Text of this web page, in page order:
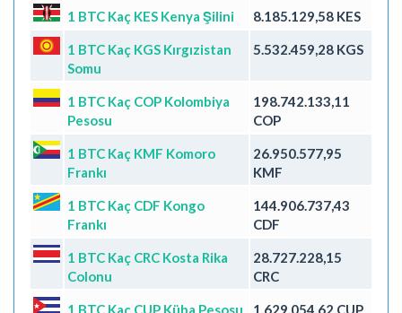
1 BTC Kaç KES Kenya Şilini 8.185.129,58 KES
1 BTC Kaç KGS Kırgızistan
Somu
5.532.459,28 KGS
1 BTC Kaç COP Kolombiya
Pesosu
198.742.133,11
COP
1 BTC Kaç KMF Komoro
Frankı
26.950.577,95
KMF
1 BTC Kaç CDF Kongo
Frankı
144.906.737,43
CDF
1 BTC Kaç CRC Kosta Rika
Colonu
28.727.228,15
CRC
1 BTC Kaç CUP Küba Pesosu 1.629.054,62 CUP